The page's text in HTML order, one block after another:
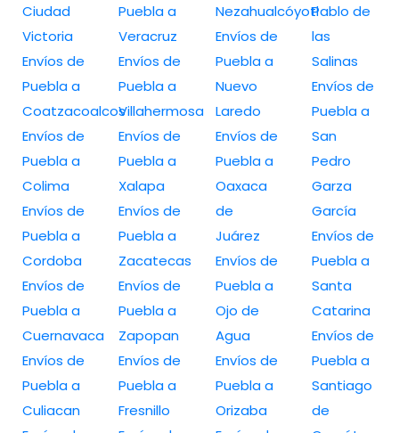
Ciudad
Victoria
Envíos de
Puebla a
Coatzacoalcos
Envíos de
Puebla a
Colima
Envíos de
Puebla a
Cordoba
Envíos de
Puebla a
Cuernavaca
Envíos de
Puebla a
Culiacan
Puebla a
Veracruz
Envíos de
Puebla a
Villahermosa
Envíos de
Puebla a
Xalapa
Envíos de
Puebla a
Zacatecas
Envíos de
Puebla a
Zapopan
Envíos de
Puebla a
Fresnillo
Nezahualcóyotl
Envíos de
Puebla a
Nuevo
Laredo
Envíos de
Puebla a
Oaxaca
de
Juárez
Envíos de
Puebla a
Ojo de
Agua
Envíos de
Puebla a
Orizaba
Pablo de
las
Salinas
Envíos de
Puebla a
San
Pedro
Garza
García
Envíos de
Puebla a
Santa
Catarina
Envíos de
Puebla a
Santiago
de